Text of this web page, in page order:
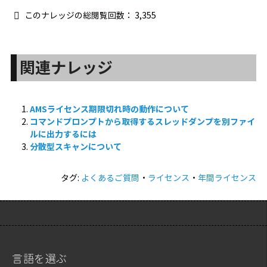
このナレッジの総閲覧回数： 3,355
関連ナレッジ
AMSライセンス期限切れ時の動作について
コマンドプロンプトから取得するスレッドダンプを別ファイ
ルに出力するには
分散型スキャンについて
タグ: よくあるご質問 ・ ライセンス ・ 年間ライセンス
言語を選ぶ